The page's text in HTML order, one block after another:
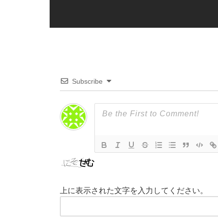
Subscribe
上に表示された文字を入力してください。